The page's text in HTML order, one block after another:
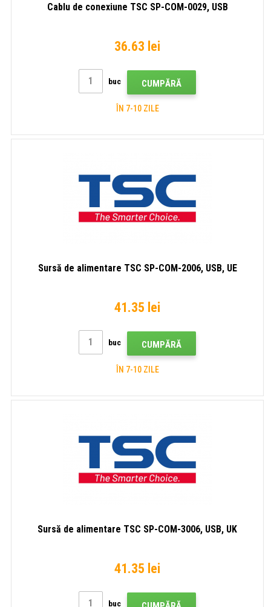
Cablu de conexiune TSC SP-COM-0029, USB
36.63 lei
buc CUMPĂRĂ
ÎN 7-10 ZILE
Sursă de alimentare TSC SP-COM-2006, USB, UE
41.35 lei
buc CUMPĂRĂ
ÎN 7-10 ZILE
Sursă de alimentare TSC SP-COM-3006, USB, UK
41.35 lei
buc